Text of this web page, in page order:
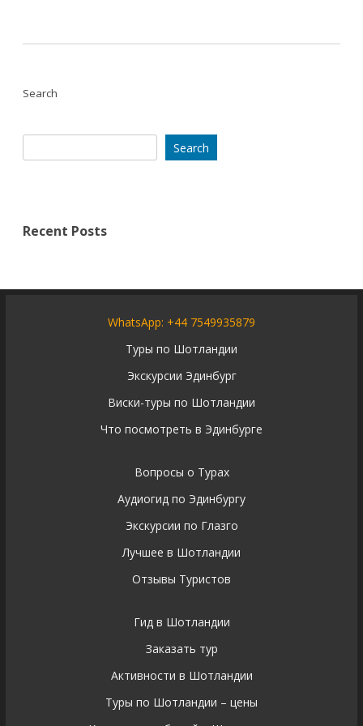
Search
Search
Recent Posts
WhatsApp: +44 7549935879
Туры по Шотландии
Экскурсии Эдинбург
Виски-туры по Шотландии
Что посмотреть в Эдинбурге
Вопросы о Турах
Аудиогид по Эдинбургу
Экскурсии по Глазго
Лучшее в Шотландии
Отзывы Туристов
Гид в Шотландии
Заказать тур
Активности в Шотландии
Туры по Шотландии – цены